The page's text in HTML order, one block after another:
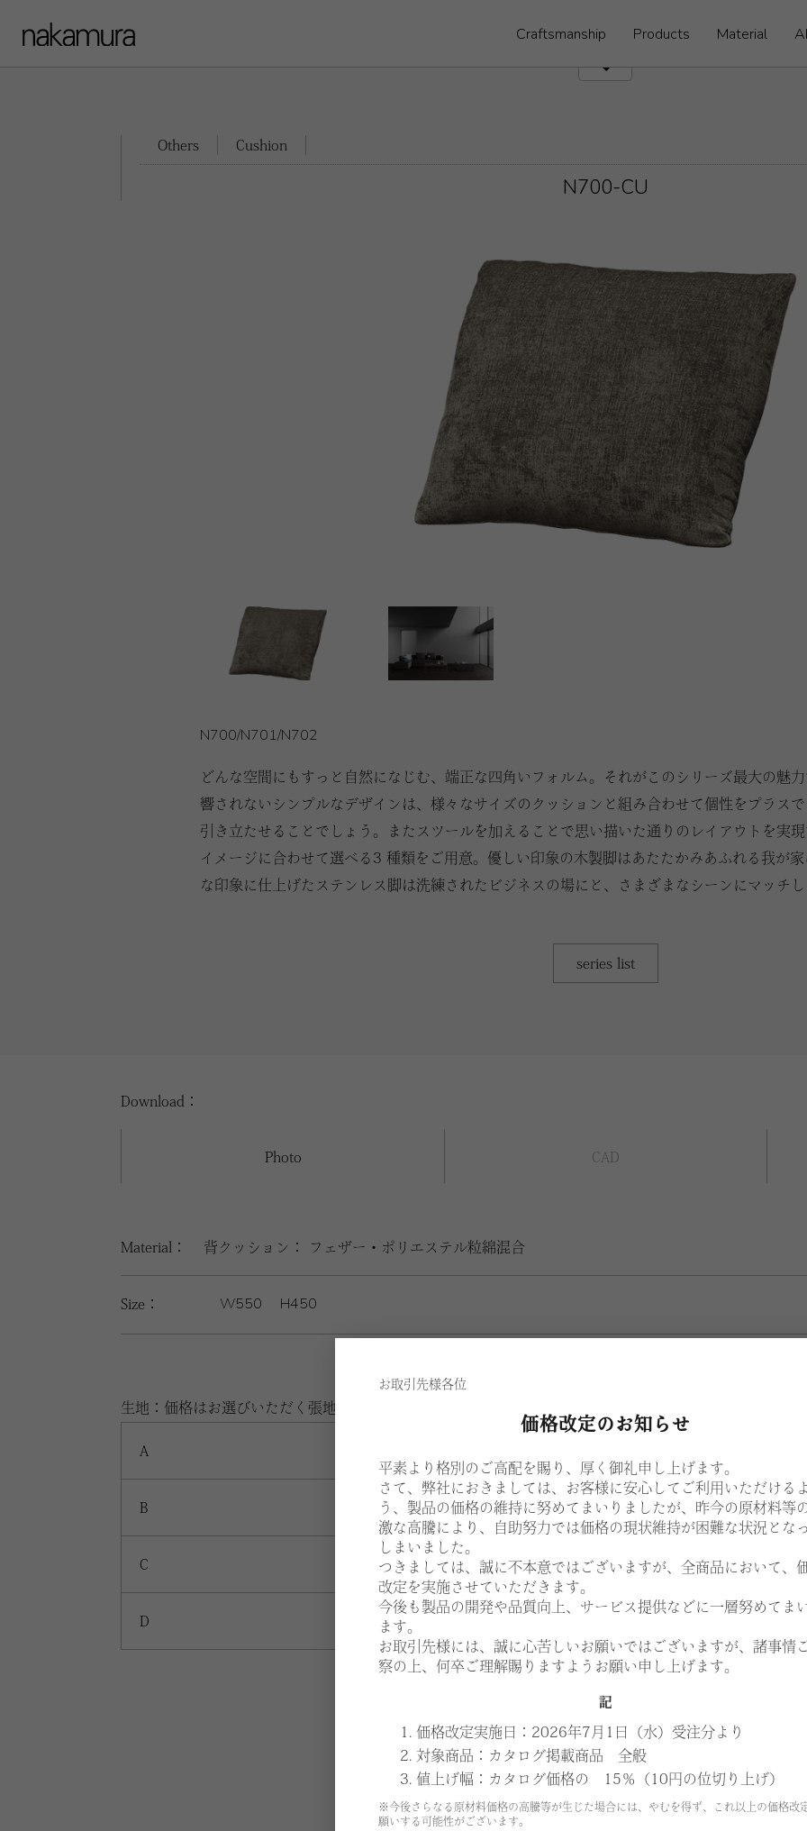
お取引先様各位
価格改定のお知らせ
平素より格別のご高配を賜り、厚く御礼申し上げます。
さて、弊社におきましては、お客様に安心してご利用いただけるよ
う、製品の価格の維持に努めてまいりましたが、昨今の原材料等
激な高騰により、自助努力では価格の現状維持が困難な状況とな
しまいました。
つきましては、誠に不本意ではございますが、全商品において、
改定を実施させていただきます。
今後も製品の開発や品質向上、サービス提供などに一層努めてま
ます。
お取引先様には、誠に心苦しいお願いではございますが、諸事情
察の上、何卒ご理解賜りますようお願い申し上げます。
記
1. 価格改定実施日：2026年7月1日（水）受注分より
2. 対象商品：カタログ掲載商品 全般
3. 値上げ幅：カタログ価格の 15％（10円の位切り上げ）
※今後さらなる原材料価格の高騰等が生じた場合には、やむを得ず、これ以上の価格改
願いする可能性がございます。
Craftsmanship Products Material
Others Cushion
N700-CU
N700/N701/N702
どんな空間にもすっと自然になじむ、端正な四角いフォルム。それがこのシリーズ最大の魅
響されないシンプルなデザインは、様々なサイズのクッションと組み合わせて個性をプラス
引き立たせることでしょう。またスツールを加えることで思い描いた通りのレイアウトを実
イメージに合わせて選べる3 種類をご用意。優しい印象の木製脚はあたたかみあふれる我が
な印象に仕上げたステンレス脚は洗練されたビジネスの場にと、さまざまなシーンにマッチし
series list
Download：
Photo CAD
Material： 背クッション： フェザー・ポリエステル粒綿混合
Size： W550 H450
生地：価格はお選びいただく張地、仕様により異なります。
A
B ¥33,400 F
C ¥36,800 G
D
Other Products